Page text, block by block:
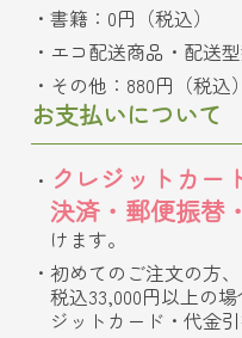
書籍：0円（税込）
エコ配送商品・配送
その他：880円（税込）
お支払いについて
クレジットカー
決済・郵便振替
けます。
初めてのご注文の方
税込33,000円以上の
ジットカード・代金